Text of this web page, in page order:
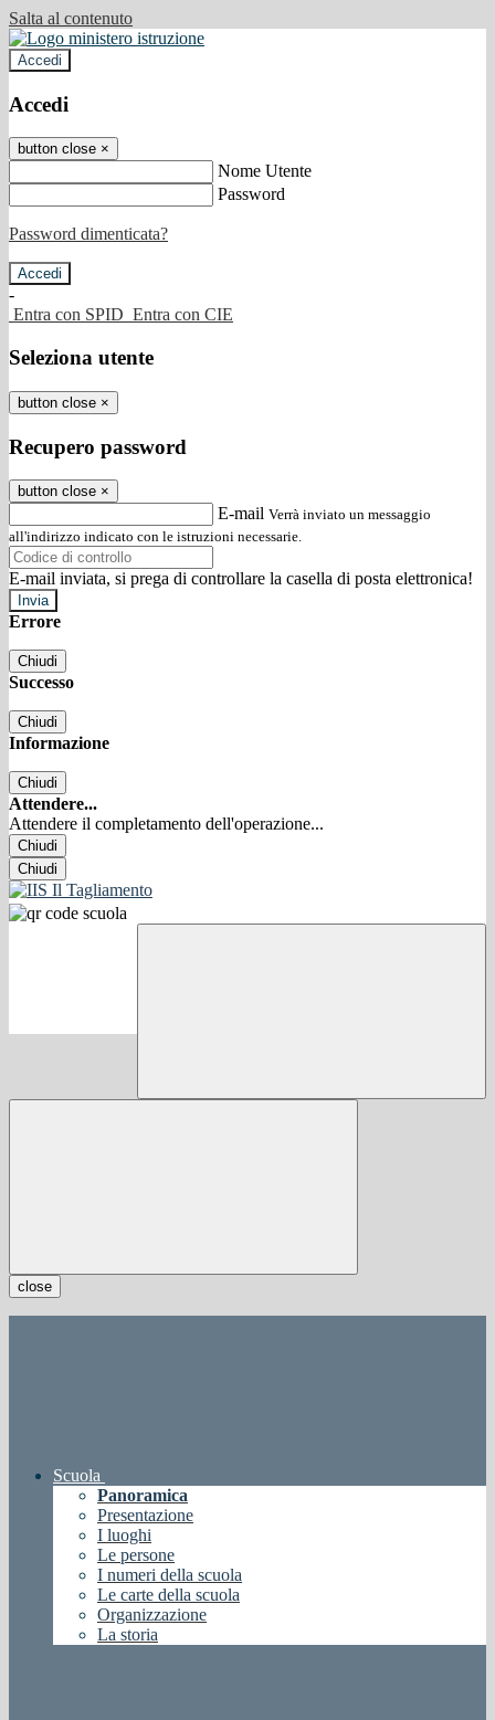
Salta al contenuto
Accedi
Accedi
button close ×
Nome Utente
Password
Password dimenticata?
-
Entra con SPID Entra con CIE
Seleziona utente
button close ×
Recupero password
button close ×
E-mail Verrà inviato un messaggio
all'indirizzo indicato con le istruzioni necessarie.
E-mail inviata, si prega di controllare la casella di posta elettronica!
Errore
Chiudi
Successo
Chiudi
Informazione
Chiudi
Attendere...
Attendere il completamento dell'operazione...
Chiudi
Chiudi
close
Scuola
Panoramica
Presentazione
I luoghi
Le persone
I numeri della scuola
Le carte della scuola
Organizzazione
La storia